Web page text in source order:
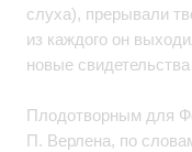
слуха), прерывали
из каждого он
новые
Плодотворным для
П. Верлена, по